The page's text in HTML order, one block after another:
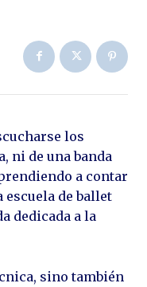
los
ni de una banda
a contar
escuela de ballet
dedicada a la
sino también